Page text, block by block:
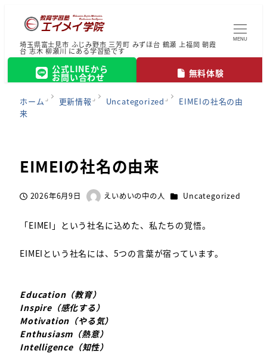
埼玉県富士見市 ふじみ野市 三芳町 みずほ台 鶴瀬 上福岡 朝霞
台 志木 柳瀬川 にある学習塾です
公式LINEから
お問い合わせ 無料体験
MENU
ホーム 更新情報 Uncategorized
EIMEIの社名の由
来
EIMEIの社名の由来
投稿日2026年6月9日
著
えいめいの中の人 カテゴリー
Uncategorized
「EIMEI」という社名に込めた、私たちの覚悟。
EIMEIという社名には、5つの言葉が宿っています。
Education（教育）
Inspire（感化する）
Motivation（やる気）
Enthusiasm（熱意）
Intelligence（知性）